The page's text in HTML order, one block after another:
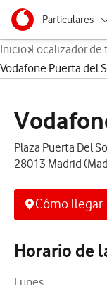
Ir a la pagina principal
Menu
Particulares
Autónomos
Grandes empresas
Inicio Localizador de
Vodafone Puerta del
Plaza Puerta Del
28013 Madrid
Cómo llegar
Horario de
Lunes